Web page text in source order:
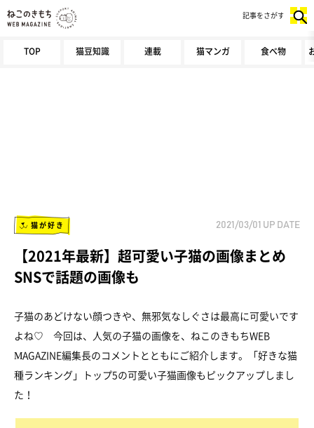
TOP 猫豆知識 連載 猫マンガ 食べ物
記事をさがす
猫が好き 2021/03/01 UP DATE
【2021年最新】超可愛い子猫の画像まとめ
SNSで話題の画像も
子猫のあどけない顔つきや、無邪気なしぐさは最高に可愛いです
よね♡ 今回は、人気の子猫の画像を、ねこのきもちWEB
MAGAZINE編集長のコメントとともにご紹介します。「好きな猫
種ランキング」トップ5の可愛い子猫画像もピックアップしまし
た！